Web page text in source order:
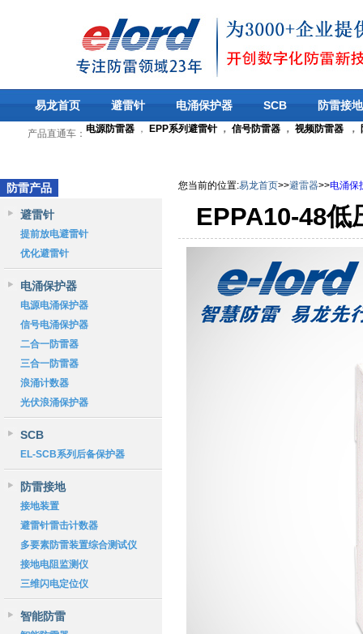
易龙首页 避雷针 电涌保护器 SCB 防雷接地
产品直通车： 电源防雷器 ， EPP系列避雷针， 信号防雷器 ， 视频防雷器 ，
防雷产品
避雷针
提前放电避雷针
优化避雷针
电涌保护器
电源电涌保护器
信号电涌保护器
二合一防雷器
三合一防雷器
浪涌计数器
光伏浪涌保护器
SCB
EL-SCB系列后备保护器
防雷接地
接地装置
避雷针雷击计数器
多要素防雷装置综合测试仪
接地电阻监测仪
三维闪电定位仪
智能防雷
您当前的位置:易龙首页>>避雷器>>电涌保
EPPA10-48低